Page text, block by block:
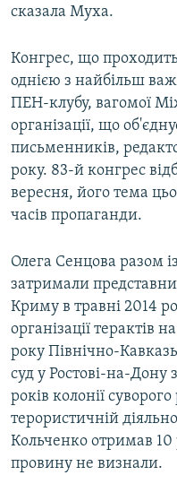
сказала Муха.
Конгрес, що
однією з найбільш
ПЕН-клубу, вагомої
організації, що
письменників,
року. 83-й конгрес
вересня, його тема
часів пропаганди.
Олега Сенцова разом
затримали
Криму в травні 2014
організації терактів
року Північно-
суд у Ростові-на-Дону
років колонії
терористичній
Кольченко отримав 10
провину не визнали.